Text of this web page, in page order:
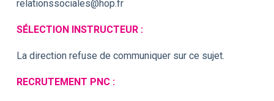
relationssociales@hop.fr
SÉLECTION INSTRUCTEUR :
La direction refuse de communiquer sur ce sujet.
RECRUTEMENT PNC :